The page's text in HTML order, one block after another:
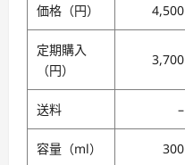
価格（円） 4,500
定期購入
（円）
3,700
送料 –
容量（ml） 300